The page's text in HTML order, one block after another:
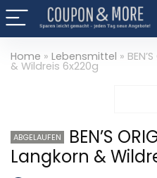
Home » Lebensmittel »
& Wildreis 6x220g
ABGELAUFEN
BEN’S
Langkorn &